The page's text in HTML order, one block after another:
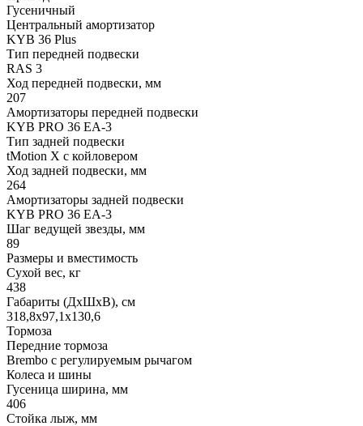
Гусеничный
Центральный амортизатор
KYB 36 Plus
Тип передней подвески
RAS 3
Ход передней подвески, мм
207
Амортизаторы передней подвески
KYB PRO 36 EA-3
Тип задней подвески
tMotion X с койловером
Ход задней подвески, мм
264
Амортизаторы задней подвески
KYB PRO 36 EA-3
Шаг ведущей звезды, мм
89
Размеры и вместимость
Сухой вес, кг
438
Габариты (ДхШхВ), см
318,8х97,1х130,6
Тормоза
Передние тормоза
Brembo с регулируемым рычагом
Колеса и шины
Гусеница ширина, мм
406
Стойка лыж, мм